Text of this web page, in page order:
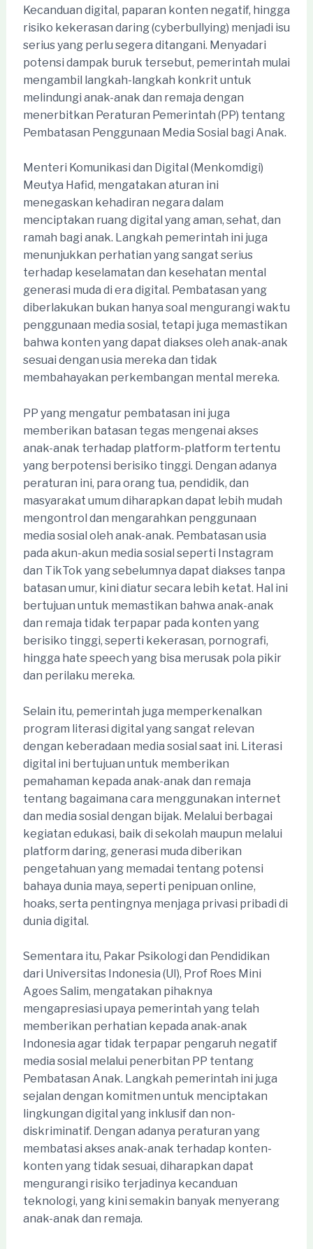
Kecanduan digital, paparan konten negatif, hingga
risiko kekerasan daring (cyberbullying) menjadi isu
serius yang perlu segera ditangani. Menyadari
potensi dampak buruk tersebut, pemerintah mulai
mengambil langkah-langkah konkrit untuk
melindungi anak-anak dan remaja dengan
menerbitkan Peraturan Pemerintah (PP) tentang
Pembatasan Penggunaan Media Sosial bagi Anak.
Menteri Komunikasi dan Digital (Menkomdigi)
Meutya Hafid, mengatakan aturan ini
menegaskan kehadiran negara dalam
menciptakan ruang digital yang aman, sehat, dan
ramah bagi anak. Langkah pemerintah ini juga
menunjukkan perhatian yang sangat serius
terhadap keselamatan dan kesehatan mental
generasi muda di era digital. Pembatasan yang
diberlakukan bukan hanya soal mengurangi waktu
penggunaan media sosial, tetapi juga memastikan
bahwa konten yang dapat diakses oleh anak-anak
sesuai dengan usia mereka dan tidak
membahayakan perkembangan mental mereka.
PP yang mengatur pembatasan ini juga
memberikan batasan tegas mengenai akses
anak-anak terhadap platform-platform tertentu
yang berpotensi berisiko tinggi. Dengan adanya
peraturan ini, para orang tua, pendidik, dan
masyarakat umum diharapkan dapat lebih mudah
mengontrol dan mengarahkan penggunaan
media sosial oleh anak-anak. Pembatasan usia
pada akun-akun media sosial seperti Instagram
dan TikTok yang sebelumnya dapat diakses tanpa
batasan umur, kini diatur secara lebih ketat. Hal ini
bertujuan untuk memastikan bahwa anak-anak
dan remaja tidak terpapar pada konten yang
berisiko tinggi, seperti kekerasan, pornografi,
hingga hate speech yang bisa merusak pola pikir
dan perilaku mereka.
Selain itu, pemerintah juga memperkenalkan
program literasi digital yang sangat relevan
dengan keberadaan media sosial saat ini. Literasi
digital ini bertujuan untuk memberikan
pemahaman kepada anak-anak dan remaja
tentang bagaimana cara menggunakan internet
dan media sosial dengan bijak. Melalui berbagai
kegiatan edukasi, baik di sekolah maupun melalui
platform daring, generasi muda diberikan
pengetahuan yang memadai tentang potensi
bahaya dunia maya, seperti penipuan online,
hoaks, serta pentingnya menjaga privasi pribadi di
dunia digital.
Sementara itu, Pakar Psikologi dan Pendidikan
dari Universitas Indonesia (UI), Prof Roes Mini
Agoes Salim, mengatakan pihaknya
mengapresiasi upaya pemerintah yang telah
memberikan perhatian kepada anak-anak
Indonesia agar tidak terpapar pengaruh negatif
media sosial melalui penerbitan PP tentang
Pembatasan Anak. Langkah pemerintah ini juga
sejalan dengan komitmen untuk menciptakan
lingkungan digital yang inklusif dan non-
diskriminatif. Dengan adanya peraturan yang
membatasi akses anak-anak terhadap konten-
konten yang tidak sesuai, diharapkan dapat
mengurangi risiko terjadinya kecanduan
teknologi, yang kini semakin banyak menyerang
anak-anak dan remaja.